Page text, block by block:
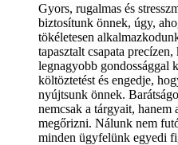
Gyors, rugalmas és
biztosítunk önnek, úgy,
tökéletesen
tapasztalt csapata
legnagyobb gondossággal
költöztetést és engedje,
nyújtsunk önnek.
nemcsak a tárgyait,
megőrizni. Nálunk nem
minden ügyfelünk egyedi